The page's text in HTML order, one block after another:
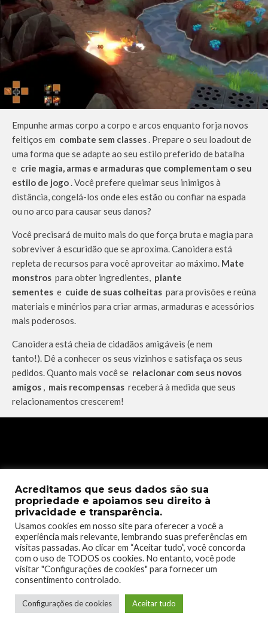
Empunhe armas corpo a corpo e arcos enquanto forja novos
feitiços em combate sem classes . Prepare o seu loadout de
uma forma que se adapte ao seu estilo preferido de batalha
e crie magia, armas e armaduras que complementam o seu
estilo de jogo . Você prefere queimar seus inimigos à
distância, congelá-los onde eles estão ou confiar na espada
ou no arco para causar seus danos?
Você precisará de muito mais do que força bruta e magia para
sobreviver à escuridão que se aproxima. Canoidera está
repleta de recursos para você aproveitar ao máximo. Mate
monstros para obter ingredientes, plante
sementes e cuide de suas colheitas para provisões e reúna
materiais e minérios para criar armas, armaduras e acessórios
mais poderosos.
Canoidera está cheia de cidadãos amigáveis ​​(e nem
tanto!). Dê a conhecer os seus vizinhos e satisfaça os seus
pedidos. Quanto mais você se relacionar com seus novos
amigos
mais recompensas receberá à medida que seus
relacionamentos crescerem!
KITARIAFABLES NEWGAME NEWIP
Acreditamos que seus dados são sua
propriedade e apoiamos seu direito à
privacidade e transparência.
Usamos cookies em nosso site para oferecer a você a
experiência mais relevante, lembrando suas preferências em
visitas passadas. Ao clicar em “Aceitar tudo”, você concorda
com o uso de TODOS os cookies. No entanto, você pode
visitar "Configurações de cookies" para fornecer um
consentimento controlado.
Configurações de cookies Aceitar tudo